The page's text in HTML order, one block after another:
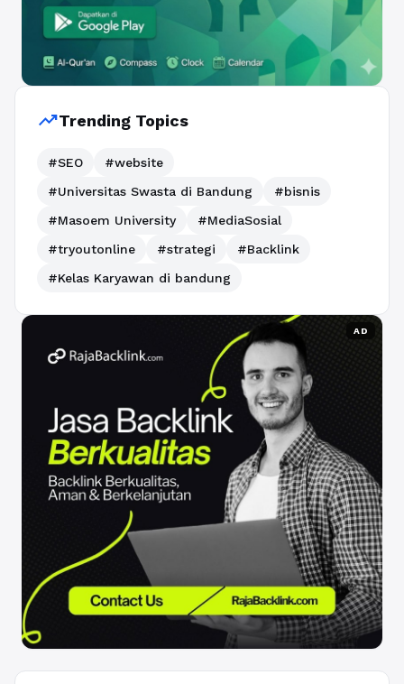
trending_upTrending Topics
#SEO
#website
#Universitas Swasta di Bandung
#bisnis
#Masoem University
#MediaSosial
#tryoutonline
#strategi
#Backlink
#Kelas Karyawan di bandung
AD